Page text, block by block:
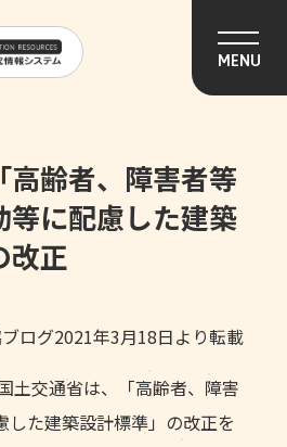
MENU
高齢者、障害者等
等に配慮した建築
改正
ログ2021年3月18日より転載
土交通省は、「高齢者、障害
た建築設計標準」の改正を